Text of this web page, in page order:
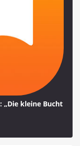
„Die kleine Bucht